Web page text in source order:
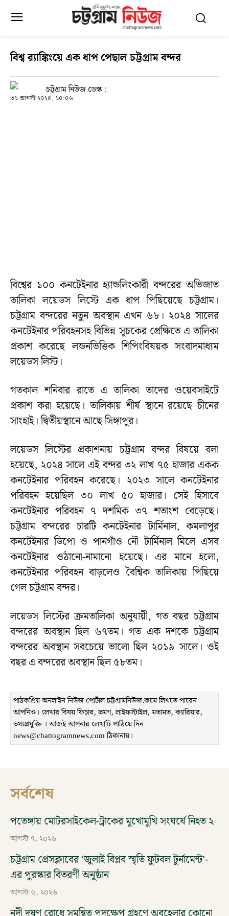
বিশ্ব র‌্যাঙ্কিংয়ে এক ধাপ পেছাল চট্টগ্রাম বন্দর
চট্টগ্রাম নিউজ ডেস্ক :
৩১ আগস্ট ২০২৫, ১০:০৬
বিশ্বের ১০০ কনটেইনার হ্যান্ডলিংকারী বন্দরের অভিজাত
তালিকা লয়েডস লিস্টে এক ধাপ পিছিয়েছে চট্টগ্রাম।
চট্টগ্রাম বন্দরের নতুন অবস্থান এখন ৬৮। ২০২৪ সালের
কনটেইনার পরিবহনসহ বিভিন্ন সূচকের প্রেক্ষিতে এ তালিকা
প্রকাশ করেছে লন্ডনভিত্তিক শিপিংবিষয়ক সংবাদমাধ্যম
লয়েডস লিস্ট।
গতকাল শনিবার রাতে এ তালিকা তাদের ওয়েবসাইটে
প্রকাশ করা হয়েছে। তালিকায় শীর্ষ স্থানে রয়েছে চীনের
সাংহাই। দ্বিতীয়স্থানে আছে সিঙ্গাপুর।
লয়েডস লিস্টের প্রকাশনায় চট্টগ্রাম বন্দর বিষয়ে বলা
হয়েছে, ২০২৪ সালে এই বন্দর ৩২ লাখ ৭৫ হাজার একক
কনটেইনার পরিবহন করেছে। ২০২৩ সালে কনটেইনার
পরিবহন হয়েছিল ৩০ লাখ ৫০ হাজার। সেই হিসাবে
কনটেইনার পরিবহন ৭ দশমিক ৩৭ শতাংশ বেড়েছে।
চট্টগ্রাম বন্দরের চারটি কনটেইনার টার্মিনাল, কমলাপুর
কনটেইনার ডিপো ও পানগাঁও নৌ টার্মিনাল মিলে এসব
কনটেইনার ওঠানো-নামানো হয়েছে। এর মানে হলো,
কনটেইনার পরিবহন বাড়লেও বৈশ্বিক তালিকায় পিছিয়ে
গেল চট্টগ্রাম বন্দর।
লয়েডস লিস্টের ক্রমতালিকা অনুযায়ী, গত বছর চট্টগ্রাম
বন্দরের অবস্থান ছিল ৬৭তম। গত এক দশকে চট্টগ্রাম
বন্দরের অবস্থান সবচেয়ে ভালো ছিল ২০১৯ সালে। ওই
বছর এ বন্দরের অবস্থান ছিল ৫৮তম।
পাঠকপ্রিয় অনলাইন নিউজ পোর্টাল চট্টগ্রামনিউজ.কমে লিখতে পারেন
আপনিও। লেখার বিষয় ফিচার, ভ্রমণ, লাইফস্টাইল, মতামত, ক্যারিয়ার,
তথ্যপ্রযুক্তি । আজই আপনার লেখাটি পাঠিয়ে দিন
news@chattogramnews.com ঠিকানায়।
সর্বশেষ
পতেঙ্গায় মোটরসাইকেল-ট্রাকের মুখোমুখি সংঘর্ষে নিহত ২
আগস্ট ৭, ২০২৬
চট্টগ্রাম প্রেসক্লাবের ‘জুলাই বিপ্লব স্মৃতি ফুটবল টুর্নামেন্ট’-
এর পুরস্কার বিতরণী অনুষ্ঠান
আগস্ট ৬, ২০২৬